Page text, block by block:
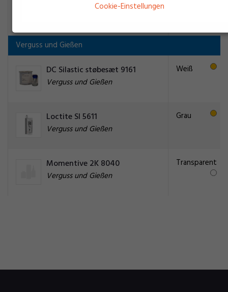
Verguss und Gießen
DC Silastic støbesæt 9161
Verguss und Gießen
Weiß
Loctite SI 5611
Verguss und Gießen
Grau
Momentive 2K 8040
Verguss und Gießen
Transparent
Cookie-Einstellungen